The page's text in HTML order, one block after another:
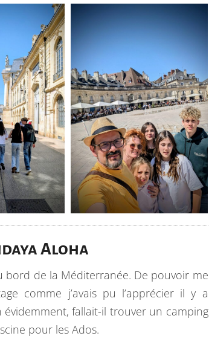
Aloha
de la Méditerranée. De pouvoir me
comme j’avais pu l’apprécier il y a
évidemment, fallait-il trouver un camping
pour les Ados.